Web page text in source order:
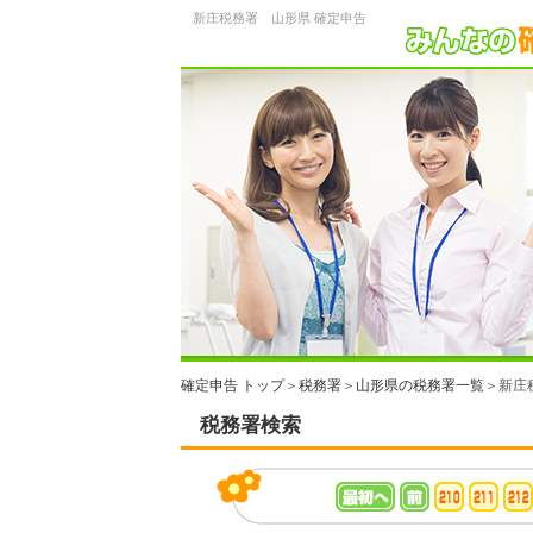
新庄税務署 山形県 確定申告
確定申告 トップ＞ 税務署 ＞ 山形県の税務署一覧 ＞新庄
税務署検索